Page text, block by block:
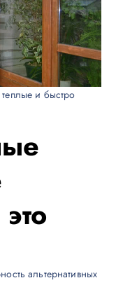
и быстро
альтернативных